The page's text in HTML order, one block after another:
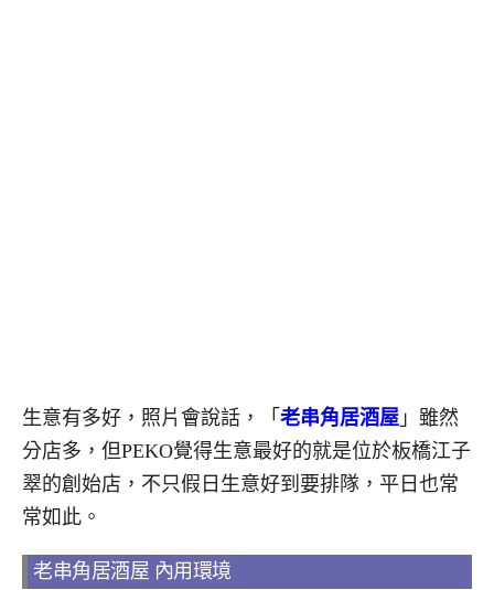
生意有多好，照片會說話，「 老串角居酒屋 」雖然
分店多，但PEKO覺得生意最好的就是位於板橋江子
翠的創始店，不只假日生意好到要排隊，平日也常
常如此。
老串角居酒屋 內用環境